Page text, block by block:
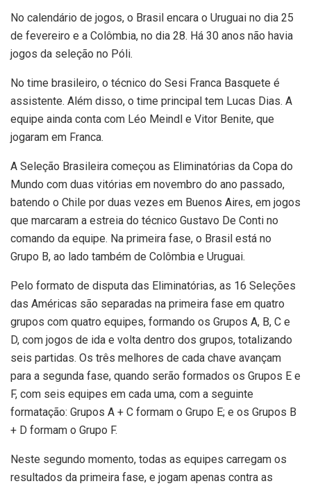
No calendário de jogos, o Brasil encara o Uruguai no dia 25
de fevereiro e a Colômbia, no dia 28. Há 30 anos não havia
jogos da seleção no Póli.
No time brasileiro, o técnico do Sesi Franca Basquete é
assistente. Além disso, o time principal tem Lucas Dias. A
equipe ainda conta com Léo Meindl e Vitor Benite, que
jogaram em Franca.
A Seleção Brasileira começou as Eliminatórias da Copa do
Mundo com duas vitórias em novembro do ano passado,
batendo o Chile por duas vezes em Buenos Aires, em jogos
que marcaram a estreia do técnico Gustavo De Conti no
comando da equipe. Na primeira fase, o Brasil está no
Grupo B, ao lado também de Colômbia e Uruguai.
Pelo formato de disputa das Eliminatórias, as 16 Seleções
das Américas são separadas na primeira fase em quatro
grupos com quatro equipes, formando os Grupos A, B, C e
D, com jogos de ida e volta dentro dos grupos, totalizando
seis partidas. Os três melhores de cada chave avançam
para a segunda fase, quando serão formados os Grupos E e
F, com seis equipes em cada uma, com a seguinte
formatação: Grupos A + C formam o Grupo E; e os Grupos B
+ D formam o Grupo F.
Neste segundo momento, todas as equipes carregam os
resultados da primeira fase, e jogam apenas contra as